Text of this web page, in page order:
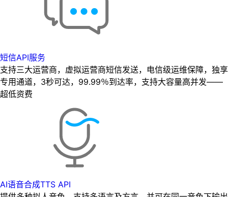
短信API服务
支持三大运营商，虚拟运营商短信发送，电信级运维保障，独享
专用通道，3秒可达，99.99％到达率，支持大容量高并发——
超低资费
AI语音合成TTS API